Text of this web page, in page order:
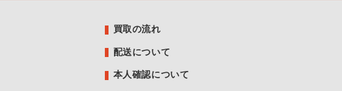
買取の流れ
配送について
本人確認について